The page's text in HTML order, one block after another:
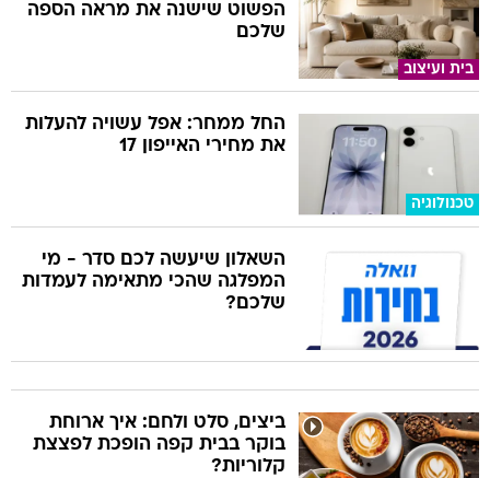
בית ועיצוב
הפשוט שישנה את מראה הספה
שלכם
טכנולוגיה
החל ממחר: אפל עשויה להעלות
את מחירי האייפון 17
השאלון שיעשה לכם סדר - מי
המפלגה שהכי מתאימה לעמדות
שלכם?
ביצים, סלט ולחם: איך ארוחת
בוקר בבית קפה הופכת לפצצת
קלוריות?